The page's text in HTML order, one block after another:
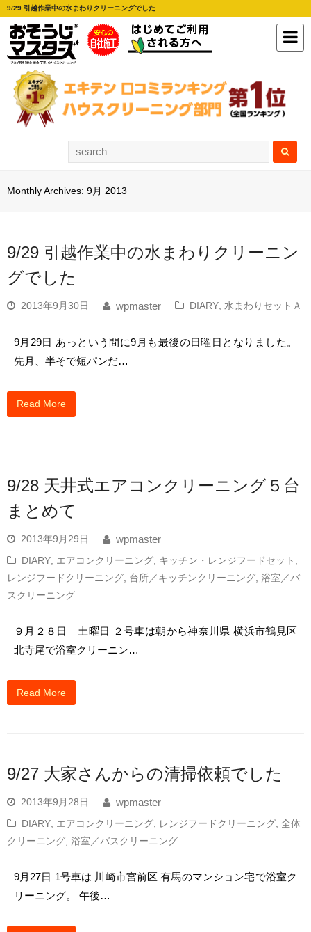
9/29 引越作業中の水まわりクリーニングでした
Monthly Archives: 9月 2013
9/29 引越作業中の水まわりクリーニン
グでした
2013年9月30日 wpmaster DIARY 水まわりセットＡ
9月29日 あっという間に9月も最後の日曜日となりました。
先月、半そで短パンだ…
Read More
9/28 天井式エアコンクリーニング５台
まとめて
2013年9月29日
wpmaster
DIARY エアコンクリーニング キッチン・レンジフードセット
レンジフードクリーニング 台所／キッチンクリーニング 浴室／バ
スクリーニング
９月２８日 土曜日 ２号車は朝から神奈川県 横浜市鶴見区
北寺尾で浴室クリーニン…
Read More
9/27 大家さんからの清掃依頼でした
2013年9月28日
wpmaster
DIARY, エアコンクリーニング, レンジフードクリーニング, 全体
クリーニング, 浴室／バスクリーニング
9月27日 1号車は 川崎市宮前区 有馬のマンション宅で浴室ク
リーニング。 午後…